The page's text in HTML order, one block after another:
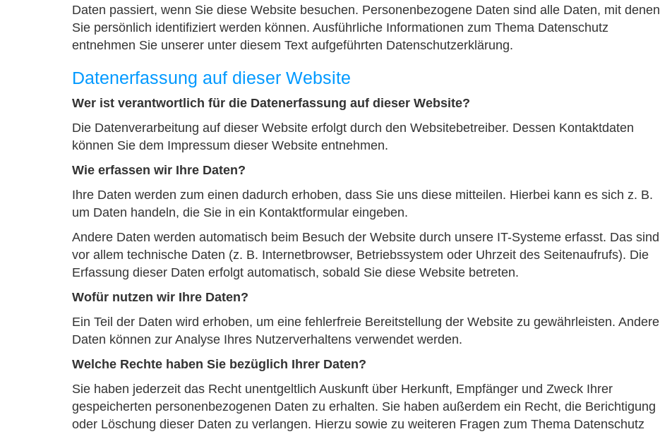
Daten passiert, wenn Sie diese Website besuchen. Personenbezogene Daten sind alle Daten, mit denen
Sie persönlich identifiziert werden können. Ausführliche Informationen zum Thema Datenschutz
entnehmen Sie unserer unter diesem Text aufgeführten Datenschutzerklärung.
Datenerfassung auf dieser Website
Wer ist verantwortlich für die Datenerfassung auf dieser Website?
Die Datenverarbeitung auf dieser Website erfolgt durch den Websitebetreiber. Dessen Kontaktdaten
können Sie dem Impressum dieser Website entnehmen.
Wie erfassen wir Ihre Daten?
Ihre Daten werden zum einen dadurch erhoben, dass Sie uns diese mitteilen. Hierbei kann es sich z. B.
um Daten handeln, die Sie in ein Kontaktformular eingeben.
Andere Daten werden automatisch beim Besuch der Website durch unsere IT-Systeme erfasst. Das sind
vor allem technische Daten (z. B. Internetbrowser, Betriebssystem oder Uhrzeit des Seitenaufrufs). Die
Erfassung dieser Daten erfolgt automatisch, sobald Sie diese Website betreten.
Wofür nutzen wir Ihre Daten?
Ein Teil der Daten wird erhoben, um eine fehlerfreie Bereitstellung der Website zu gewährleisten. Andere
Daten können zur Analyse Ihres Nutzerverhaltens verwendet werden.
Welche Rechte haben Sie bezüglich Ihrer Daten?
Sie haben jederzeit das Recht unentgeltlich Auskunft über Herkunft, Empfänger und Zweck Ihrer
gespeicherten personenbezogenen Daten zu erhalten. Sie haben außerdem ein Recht, die Berichtigung
oder Löschung dieser Daten zu verlangen. Hierzu sowie zu weiteren Fragen zum Thema Datenschutz